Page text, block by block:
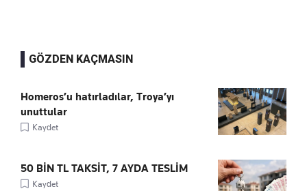
GÖZDEN KAÇMASIN
Homeros’u hatırladılar, Troya’yı
unuttular
Kaydet
50 BİN TL TAKSİT, 7 AYDA TESLİM
Kaydet